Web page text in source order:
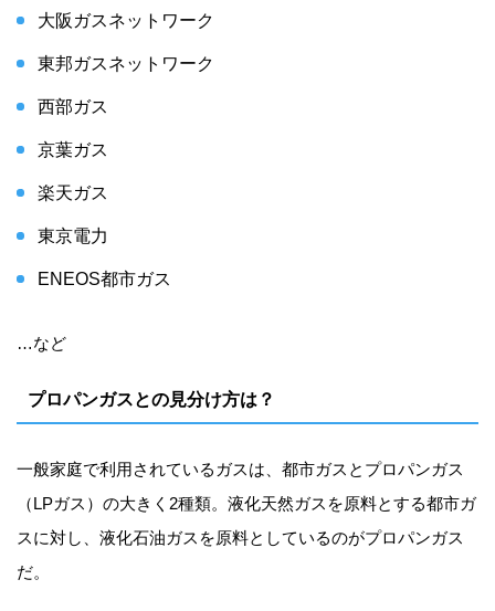
大阪ガスネットワーク
東邦ガスネットワーク
西部ガス
京葉ガス
楽天ガス
東京電力
ENEOS都市ガス
…など
プロパンガスとの見分け方は？
一般家庭で利用されているガスは、都市ガスとプロパンガス
（LPガス）の大きく2種類。液化天然ガスを原料とする都市ガ
スに対し、液化石油ガスを原料としているのがプロパンガス
だ。